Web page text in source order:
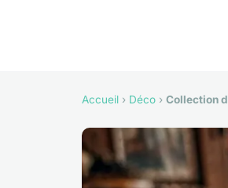
Accueil › Déco › Collection